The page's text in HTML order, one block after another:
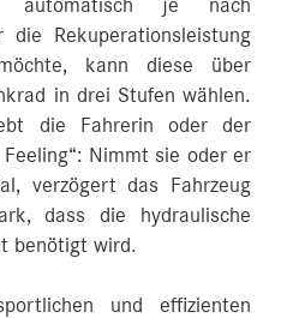
automatisch je nach
die Rekuperationsleistung
kann diese über
in drei Stufen wählen.
die Fahrerin oder der
Feeling“: Nimmt sie oder er
verzögert das Fahrzeug
dass die hydraulische
benötigt wird.
und effizienten